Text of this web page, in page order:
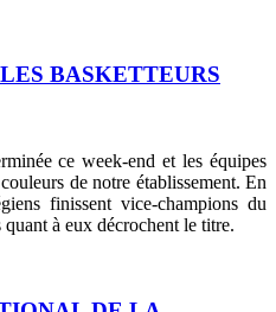
BASKETTEURS
ce week-end et les équipes
de notre établissement. En
finissent vice-champions du
à eux décrochent le titre.